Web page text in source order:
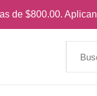
de $800.00. Aplican